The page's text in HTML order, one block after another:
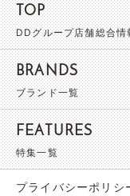
TOP
DDグループ店舗総合
BRANDS
ブランド一覧
FEATURES
特集一覧
プライバシーポリシ